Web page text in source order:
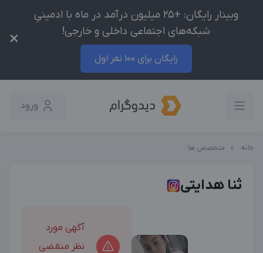
وبینار رایگان: +25 میلیون درآمد در ماه با ادمینیِ
شبکه‌های اجتماعی داخلی و خارجی!
رایگان برای 100 نفر اول
×
ورود
خانه متخصص ها
ثنا هدایتی
آگهی مورد
نظر منقضی